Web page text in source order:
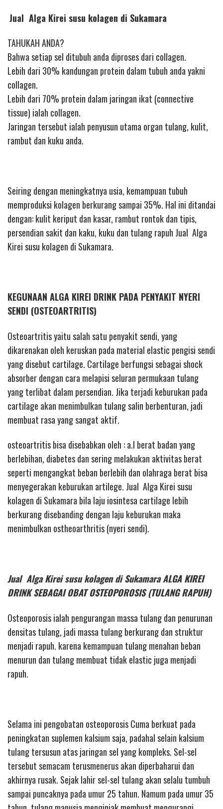
Jual Alga Kirei susu kolagen di Sukamara
TAHUKAH ANDA?
Bahwa setiap sel ditubuh anda diproses dari collagen.
Lebih dari 30% kandungan protein dalam tubuh anda yakni
collagen.
Lebih dari 70% protein dalam jaringan ikat (connective
tissue) ialah collagen.
Jaringan tersebut ialah penyusun utama organ tulang, kulit,
rambut dan kuku anda.
Seiring dengan meningkatnya usia, kemampuan tubuh
memproduksi kolagen berkurang sampai 35%. Hal ini ditandai
dengan: kulit keriput dan kasar, rambut rontok dan tipis,
persendian sakit dan kaku, kuku dan tulang rapuh Jual Alga
Kirei susu kolagen di Sukamara.
KEGUNAAN ALGA KIREI DRINK PADA PENYAKIT NYERI
SENDI (OSTEOARTRITIS)
Osteoartritis yaitu salah satu penyakit sendi, yang
dikarenakan oleh keruskan pada material elastic pengisi sendi
yang disebut cartilage. Cartilage berfungsi sebagai shock
absorber dengan cara melapisi seluran permukaan tulang
yang terlibat dalam persendian. Jika terjadi keburukan pada
cartilage akan menimbulkan tulang salin berbenturan, jadi
membuat rasa yang sangat aktif.
osteoartritis bisa disebabkan oleh : a.l berat badan yang
berlebihan, diabetes dan sering melakukan aktivitas berat
seperti mengangkat beban berlebih dan olahraga berat bisa
menyegerakan keburukan artilege. Jual Alga Kirei susu
kolagen di Sukamara bila laju iosintesa cartilage lebih
berkurang disebanding dengan laju keburukan maka
menimbulkan ostheoarthritis (nyeri sendi).
Jual Alga Kirei susu kolagen di Sukamara ALGA KIREI
DRINK SEBAGAI OBAT OSTEOPOROSIS (TULANG RAPUH)
Osteoporosis ialah pengurangan massa tulang dan penurunan
densitas tulang, jadi massa tulang berkurang dan struktur
menjadi rapuh. karena kemampuan tulang menahan beban
menurun dan tulang membuat tidak elastic juga menjadi
rapuh.
Selama ini pengobatan osteoporosis Cuma berkuat pada
peningkatan suplemen kalsium saja, padahal selain kalsium
tulang tersusun atas jaringan sel yang kompleks. Sel-sel
tersebut semacam terusmenerus akan diperbaharui dan
akhirnya rusak. Sejak lahir sel-sel tulang akan selalu tumbuh
sampai puncaknya pada umur 25 tahun. Namum pada umur 35